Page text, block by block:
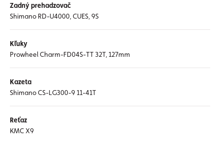
Zadný prehadzovač
Shimano RD-U4000, CUES, 9S
Kľuky
Prowheel Charm-FD04S-TT 32T, 127mm
Kazeta
Shimano CS-LG300-9 11-41T
Reťaz
KMC X9